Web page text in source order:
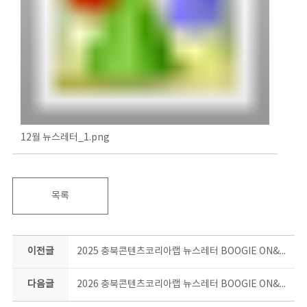
12월 뉴스레터_1.png
목록
이전글 2025 충북콘텐츠코리아랩 뉴스레터 BOOGIE ON&ON 11월호
다음글 2026 충북콘텐츠코리아랩 뉴스레터 BOOGIE ON&ON 4월호